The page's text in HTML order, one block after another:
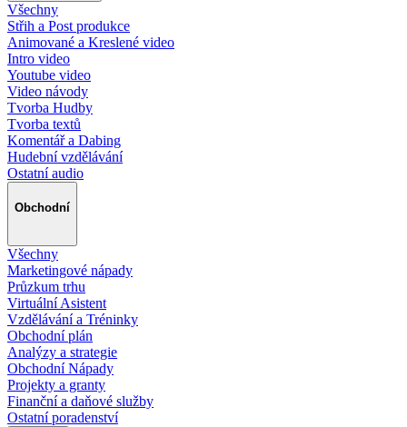
Všechny
Střih a Post produkce
Animované a Kreslené video
Intro video
Youtube video
Video návody
Tvorba Hudby
Tvorba textů
Komentář a Dabing
Hudební vzdělávání
Ostatní audio
Obchodní
Všechny
Marketingové nápady
Průzkum trhu
Virtuální Asistent
Vzdělávání a Tréninky
Obchodní plán
Analýzy a strategie
Obchodní Nápady
Projekty a granty
Finanční a daňové služby
Ostatní poradenství